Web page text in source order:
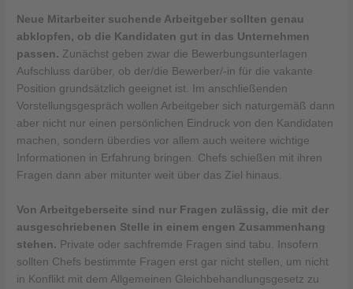
Neue Mitarbeiter suchende Arbeitgeber sollten genau
abklopfen, ob die Kandidaten gut in das Unternehmen
passen. Zunächst geben zwar die Bewerbungsunterlagen
Aufschluss darüber, ob der/die Bewerber/-in für die vakante
Position grundsätzlich geeignet ist. Im anschließenden
Vorstellungsgespräch wollen Arbeitgeber sich naturgemäß dann
aber nicht nur einen persönlichen Eindruck von den Kandidaten
machen, sondern überdies vor allem auch weitere wichtige
Informationen in Erfahrung bringen. Chefs schießen mit ihren
Fragen dann aber mitunter weit über das Ziel hinaus.
Von Arbeitgeberseite sind nur Fragen zulässig, die mit der
ausgeschriebenen Stelle in einem engen Zusammenhang
stehen. Private oder sachfremde Fragen sind tabu. Insofern
sollten Chefs bestimmte Fragen erst gar nicht stellen, um nicht
in Konflikt mit dem Allgemeinen Gleichbehandlungsgesetz zu